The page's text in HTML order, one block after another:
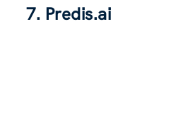
7. Predis.ai